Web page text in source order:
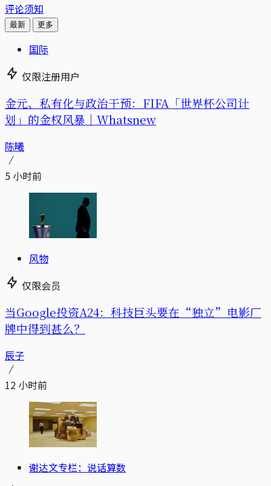
评论须知
最新 更多
国际
仅限注册用户
金元、私有化与政治干预：FIFA「世界杯公司计
划」的金权风暴｜Whatsnew
陈曦
5 小时前
风物
仅限会员
当Google投资A24：科技巨头要在“独立”电影厂
牌中得到甚么？
辰子
12 小时前
谢达文专栏：说话算数